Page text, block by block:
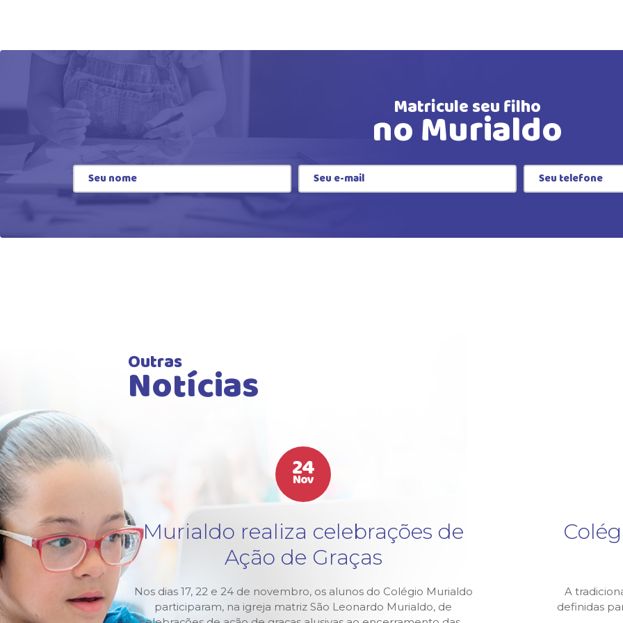
Matricule seu filho
no Murialdo
Outras
Notícias
24
Nov
Murialdo realiza celebrações de
Ação de Graças
Nos dias 17, 22 e 24 de novembro, os alunos do Colégio Murialdo
participaram, na igreja matriz São Leonardo Murialdo, de
A
definidas